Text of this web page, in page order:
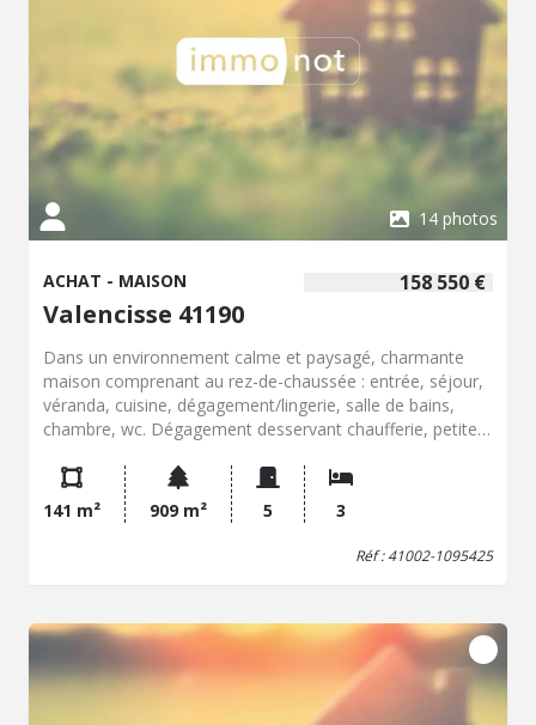
14 photos
158 550 €
ACHAT - MAISON
Valencisse 41190
Dans un environnement calme et paysagé, charmante
maison comprenant au rez-de-chaussée : entrée, séjour,
véranda, cuisine, dégagement/lingerie, salle de bains,
chambre, wc. Dégagement desservant chaufferie, petite
deux chambres dont une avec salle salle d'eau avec wc.
Jardin partiellement clos et arboré.
141 m² 909 m² 5 3
Réf : 41002-1095425